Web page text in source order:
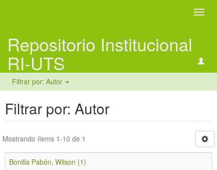
Repositorio Institucional
RI-UTS
Filtrar por: Autor
Filtrar por: Autor
Mostrando ítems 1-10 de 1
Bonilla Pabón, Wilson (1)